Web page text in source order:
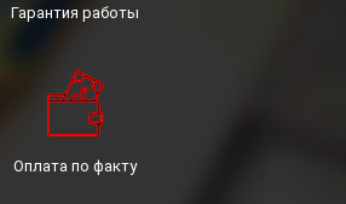
Гарантия работы
Оплата по факту